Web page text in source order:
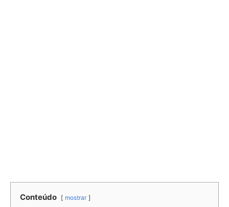
Conteúdo mostrar